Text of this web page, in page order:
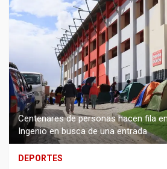
Centenares de personas hacen fila
Ingenio en busca de una entrada
DEPORTES